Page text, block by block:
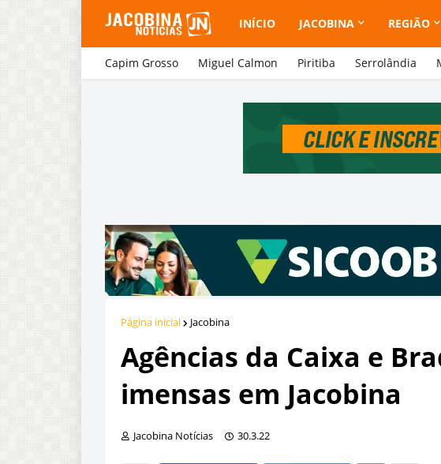
INÍCIO JACOBINA REGIÃO
Capim Grosso Miguel Calmon Piritiba Serrolândia
Página inicial Jacobina
Agências da Caixa e
imensas em Jacobina
Jacobina Notícias 30.3.22